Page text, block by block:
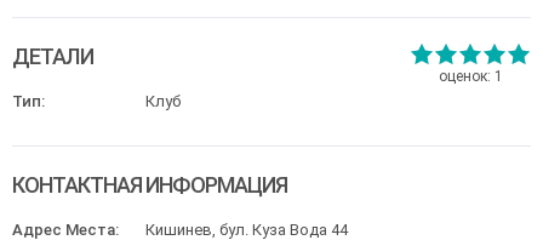
оценок: 1
ДЕТАЛИ
Тип: Клуб
КОНТАКТНАЯ ИНФОРМАЦИЯ
Адрес Места: Кишинев, бул. Куза Вода 44